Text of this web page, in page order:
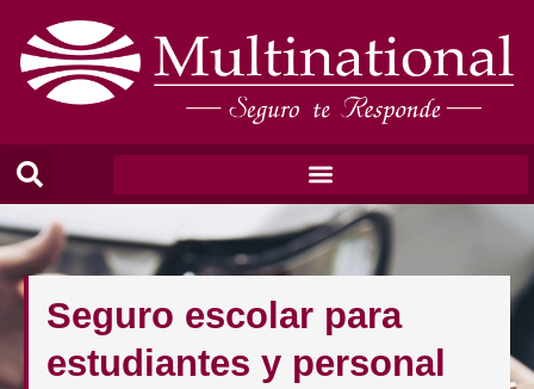
Seguro escolar para
estudiantes y personal